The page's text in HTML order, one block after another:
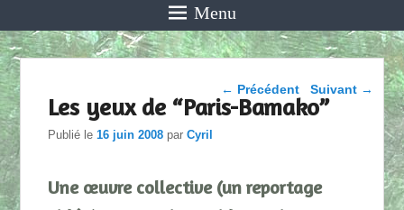
Menu
Parcourir les articles
← Précédent Suivant →
Les yeux de “Paris-Bamako”
Publié le16 juin 2008 parCyril
Une œuvre collective (un reportage